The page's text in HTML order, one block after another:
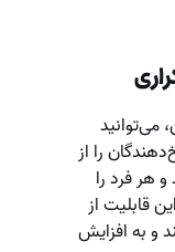
می‌توانید
را از
هر فرد را
قابلیت از
و به افزایش